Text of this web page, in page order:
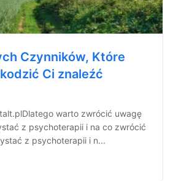
Czynników, Które
Ci znaleźć
warto zwrócić uwagę
z psychoterapii i na co zwrócić
z psychoterapii i n...